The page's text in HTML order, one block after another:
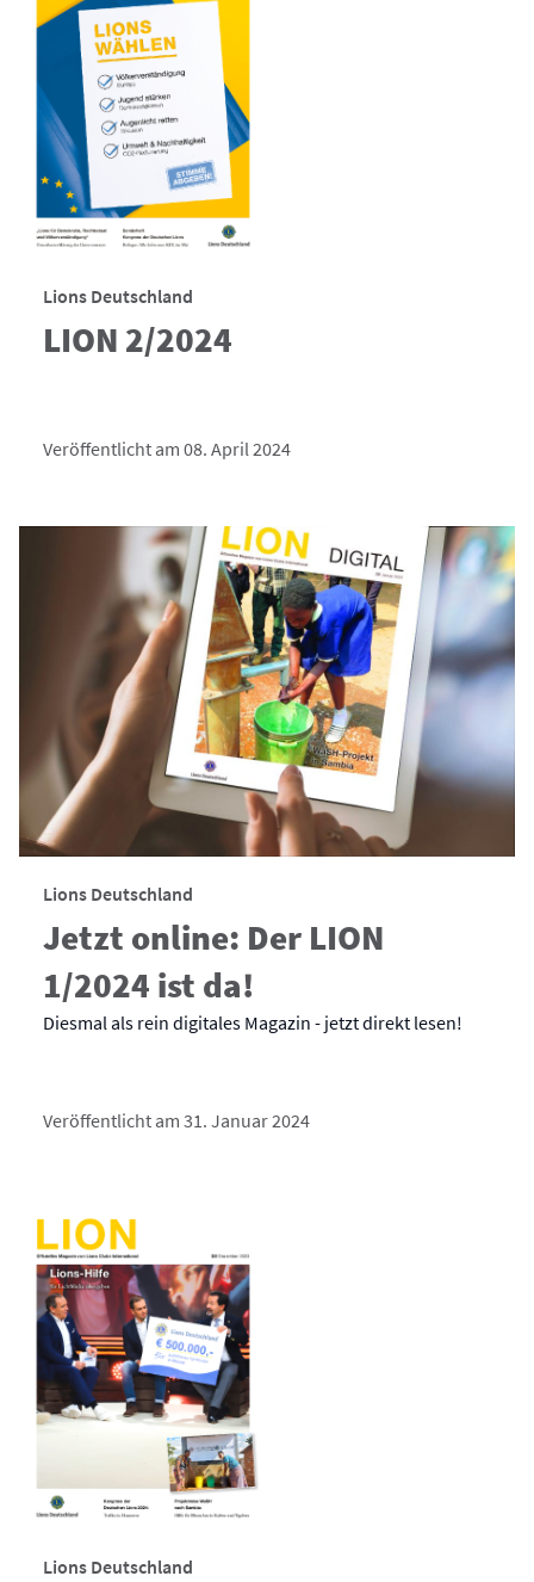
Lions Deutschland
LION 2/2024
Veröffentlicht am 08. April 2024
Lions Deutschland
Jetzt online: Der LION
1/2024 ist da!
Diesmal als rein digitales Magazin - jetzt direkt lesen!
Veröffentlicht am 31. Januar 2024
Lions Deutschland